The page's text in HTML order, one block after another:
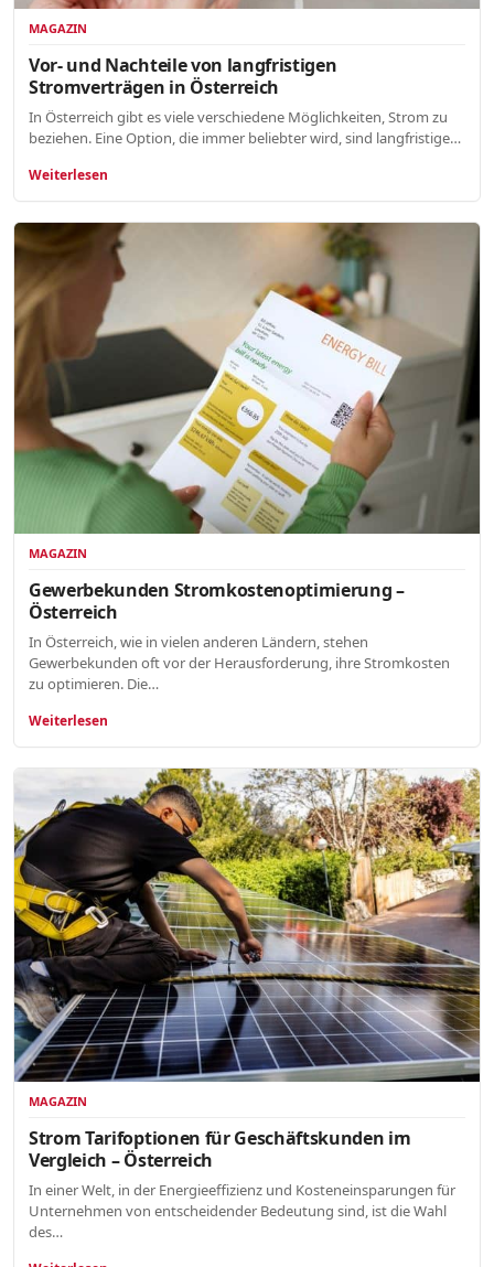
MAGAZIN
Vor- und Nachteile von langfristigen
Stromverträgen in Österreich
In Österreich gibt es viele verschiedene Möglichkeiten, Strom zu
beziehen. Eine Option, die immer beliebter wird, sind langfristige…
Weiterlesen
MAGAZIN
Gewerbekunden Stromkostenoptimierung –
Österreich
In Österreich, wie in vielen anderen Ländern, stehen
Gewerbekunden oft vor der Herausforderung, ihre Stromkosten
zu optimieren. Die…
Weiterlesen
MAGAZIN
Strom Tarifoptionen für Geschäftskunden im
Vergleich – Österreich
In einer Welt, in der Energieeffizienz und Kosteneinsparungen für
Unternehmen von entscheidender Bedeutung sind, ist die Wahl
des…